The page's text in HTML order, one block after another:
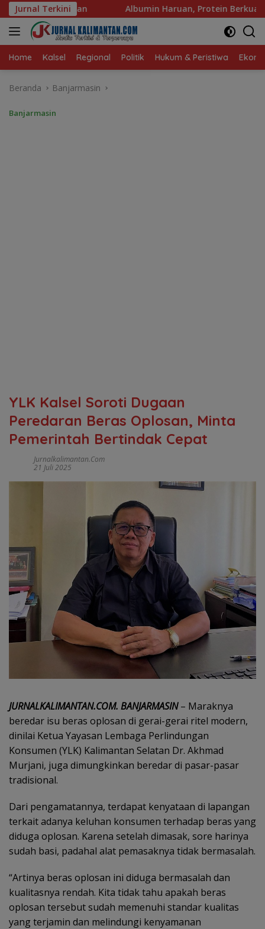
Langsung
ke
konten
Jurnal Terkini
Haruan, Protein Berkualitas untuk Hidup Sehat
Home Kalsel Regional Politik Hukum & Peristiwa
Beranda Banjarmasin
Banjarmasin
YLK Kalsel Soroti Dugaan
Peredaran Beras Oplosan, Minta
Pemerintah Bertindak Cepat
Jurnalkalimantan.com
21 Juli 2025
JURNALKALIMANTAN.COM. BANJARMASIN– Maraknya
beredar isu beras oplosan di gerai-gerai ritel modern,
dinilai Ketua Yayasan Lembaga Perlindungan
Konsumen (YLK) Kalimantan Selatan Dr. Akhmad
Murjani, juga dimungkinkan beredar di pasar-pasar
tradisional.
Dari pengamatannya, terdapat kenyataan di lapangan
terkait adanya keluhan konsumen terhadap beras yang
diduga oplosan. Karena setelah dimasak, sore harinya
sudah basi, padahal alat pemasaknya tidak bermasalah.
“Artinya beras oplosan ini diduga bermasalah dan
kualitasnya rendah. Kita tidak tahu apakah beras
oplosan tersebut sudah memenuhi standar kualitas
yang terjamin dan melindungi kenyamanan